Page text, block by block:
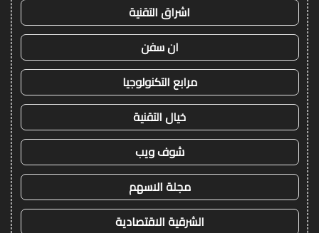
اشراق التقنية
ان سفن
مرابع التكنولوجيا
خيال التقنية
شوف ويب
مجلة الاسهم
الشرقية الاقتصادية